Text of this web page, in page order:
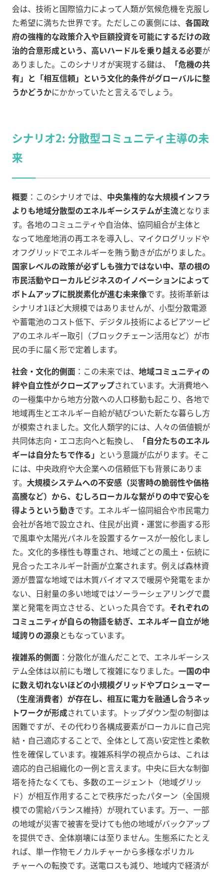
会は、技術と国際協力によって人類が気候危機を克服し
た希望に満ちた世界です。ただしこの裏側には、 各国政
府の強権的な政策介入や巨額投資を可能にするだけの政
治的合意形成という、高いハードルを乗り越える必要が
ありました。このシナリオが実現する鍵は、
「危機の共
有」と「相互信頼」という文化的条件がグローバルに整
うかどうかにかかっていたと言えるでしょう。
シナリオ2: 分散型コミュニティ主導の未
来
概要 ：このシナリオでは、 中央集権的な大規模インフラ
よりも地域分散型のエネルギーシステムが主流となりま
す。各地のコミュニティや自治体、協同組合が主体と
なって地産地消の再エネを導入し、マイクログリッドや
オフグリッドでエネルギーを賄う動きが広がりました。
国家レベルの政策が必ずしも強力ではない中、草の根の
市民活動やローカルビジネスのイノベーションによって
ボトムアップに脱炭素化が進む未来像です。技術革新は
シナリオ1ほど大規模ではありませんが、小型分散電源
や蓄電池のコスト低下、デジタル技術によるピアツーピ
アのエネルギー取引（ブロックチェーン活用など）が市
民の手に届く形で定着します。
社会・文化的側面 ：この未来では、 地域コミュニティの
絆や自立性がクローズアップされています。大消費地へ
の一極集中から地方分散への人口移動も起こり、各地で
地域再生とエネルギー自給が結びついた新たな暮らし方
が模索されました。文化人類学的には、人々の価値観が
共同体志向・エコ志向へと転換し、
「自分たちのエネル
ギーは自分たちで作る」 という意識が広がります。そこ
には、中央政府や大企業への信頼低下も背景にありま
す。 大規模システムへの不安感（災害時の脆弱性や価格
高騰など）から、むしろローカルな繋がりの中で安心を
得ようという動きです。エネルギー協同組合や市民電力
会社が各地で設立され、住民が出資・運営に参画する形
で風車や太陽光パネルを設置するケースが一般化しまし
た。文化的多様性も尊重され、地域ごとの風土・伝統に
見合ったエネルギー計画が立案されます。例えば森林資
源が豊富な地域では木質バイオマスで暖房や発電をまか
ない、日射量の多い地域ではソーラーシェアリングで農
業と発電を両立させる、といった具合です。 それぞれの
コミュニティが自らの物語を紡ぎ、エネルギー自立が地
域誇りの源泉ともなっています。
複雑系的側面 ：分散化が進んだことで、エネルギーシス
テム全体は以前にも増して複雑になりました。 一国の中
に数え切れないほどの小規模グリッドやプロシューマー
（生産消費者）が存在し、相互に電力を融通し合うネッ
トワークが形成されています。トップダウン型の制御は
困難ですが、その代わり各構成要素がローカルに自己完
結・自己適応することで、全体として高い安定性と柔軟
性を確保しています。複雑系科学の視点からは、これは
適応的自己組織化の一例と言えます。中央に巨大な制御
塔を持たなくても、多数のエージェント（地域グリッ
ド）が相互作用することで秩序だったパターン（全国規
模での需給バランス維持）が現れています。万一、一部
の地域が災害で被害を受けても他の地域がバックアップ
を提供でき、全体崩壊には至りません。生態系にたとえ
れば、単一作物モノカルチャーから多様なポリカル
チャーへの転換です。送電ロスも減り、地域内で経済が